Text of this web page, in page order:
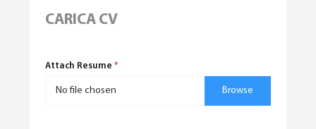
CARICA CV
Attach Resume *
No file chosen Browse